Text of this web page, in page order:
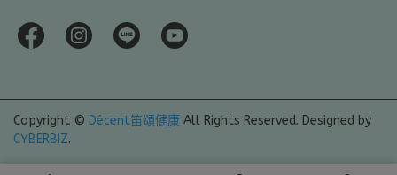
Copyright © Décent笛頌健康 All Rights Reserved. Designed by
CYBERBIZ.